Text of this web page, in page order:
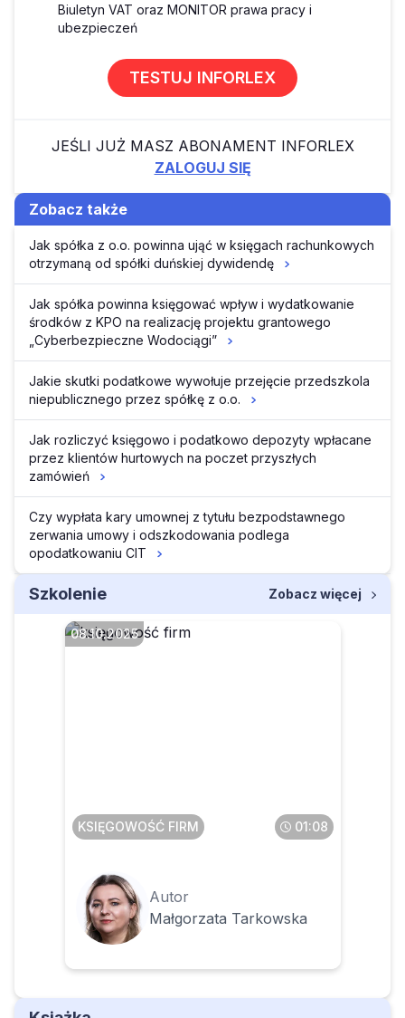
Biuletyn VAT oraz MONITOR prawa pracy i
ubezpieczeń
TESTUJ INFORLEX
JEŚLI JUŻ MASZ ABONAMENT INFORLEX
ZALOGUJ SIĘ
Zobacz także
Jak spółka z o.o. powinna ująć w księgach rachunkowych
otrzymaną od spółki duńskiej dywidendę
Jak spółka powinna księgować wpływ i wydatkowanie
środków z KPO na realizację projektu grantowego
„Cyberbezpieczne Wodociągi”
Jakie skutki podatkowe wywołuje przejęcie przedszkola
niepublicznego przez spółkę z o.o.
Jak rozliczyć księgowo i podatkowo depozyty wpłacane
przez klientów hurtowych na poczet przyszłych
zamówień
Czy wypłata kary umownej z tytułu bezpodstawnego
zerwania umowy i odszkodowania podlega
opodatkowaniu CIT
Szkolenie Zobacz więcej
08.10.2025
KSIĘGOWOŚĆ FIRM 01:08
Autor
Małgorzata Tarkowska